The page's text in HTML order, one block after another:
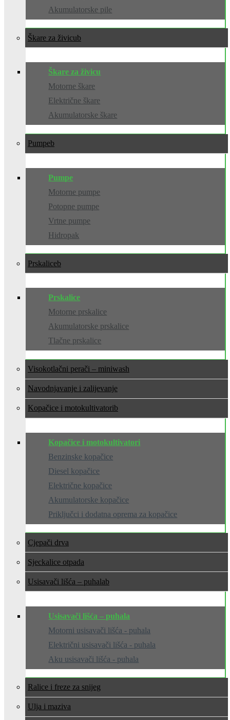
Akumulatorske pile
Škare za živicu
Škare za živicu
Motorne škare
Električne škare
Akumulatorske škare
Pumpe
Pumpe
Motorne pumpe
Potopne pumpe
Vrtne pumpe
Hidropak
Prskalice
Prskalice
Motorne prskalice
Akumulatorske prskalice
Tlačne prskalice
Visokotlačni perači – miniwash
Navodnjavanje i zalijevanje
Kopačice i motokultivatori
Kopačice i motokultivatori
Benzinske kopačice
Diesel kopačice
Električne kopačice
Akumulatorske kopačice
Priključci i dodatna oprema za kopačice
Cjepači drva
Sjeckalice otpada
Usisavači lišća – puhala
Usisavači lišća – puhala
Motorni usisavači lišća - puhala
Električni usisavači lišća - puhala
Aku usisavači lišća - puhala
Ralice i freze za snijeg
Ulja i maziva